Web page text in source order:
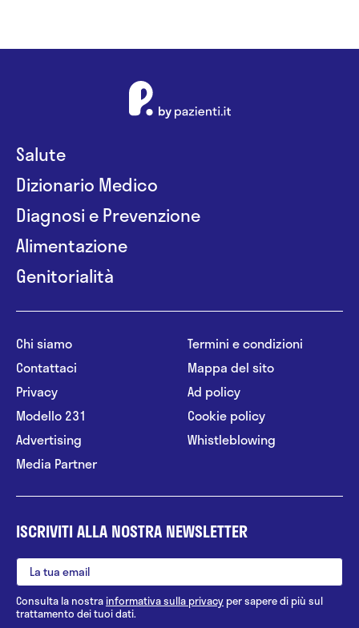
Salute
Dizionario Medico
Diagnosi e Prevenzione
Alimentazione
Genitorialità
Chi siamo
Contattaci
Privacy
Modello 231
Advertising
Media Partner
Termini e condizioni
Mappa del sito
Ad policy
Cookie policy
Whistleblowing
ISCRIVITI ALLA NOSTRA NEWSLETTER
Consulta la nostrainformativa sulla privacy per sapere di più sul
trattamento dei tuoi dati.